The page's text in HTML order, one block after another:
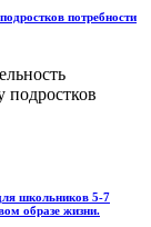
потребности
подростков
школьников 5-7
образе жизни.